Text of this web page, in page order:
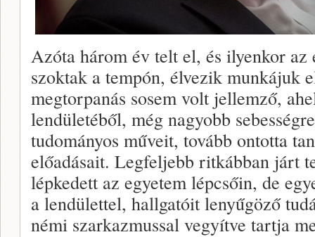
Azóta három év telt el, és ilyenkor az
szoktak a tempón, élvezik munkájuk
megtorpanás sosem volt jellemző,
lendületéből, még nagyobb
tudományos műveit, tovább ontotta
előadásait. Legfeljebb ritkábban járt
lépkedett az egyetem lépcsőin, de
a lendülettel, hallgatóit lenyűgöző
némi szarkazmussal vegyítve tartja